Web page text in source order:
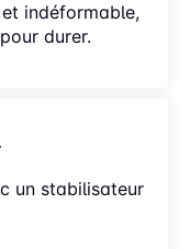
indéformable,
durer.
un stabilisateur